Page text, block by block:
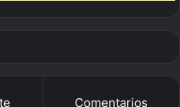
Comentarios